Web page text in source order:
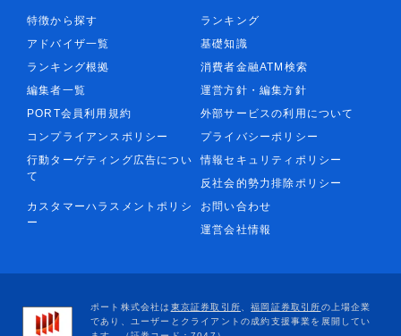
特徴から探す
ランキング
アドバイザ一覧
基礎知識
ランキング根拠
消費者金融ATM検索
編集者一覧
運営方針・編集方針
PORT会員利用規約
外部サービスの利用について
コンプライアンスポリシー
プライバシーポリシー
行動ターゲティング広告につい
て
情報セキュリティポリシー
反社会的勢力排除ポリシー
カスタマーハラスメントポリシ
ー
お問い合わせ
運営会社情報